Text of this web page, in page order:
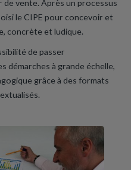
de vente. Après un processus
le CIPE pour concevoir et
concrète et ludique.
de passer
démarches à grande échelle,
grâce à des formats